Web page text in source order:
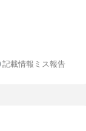
記載情報ミス報告